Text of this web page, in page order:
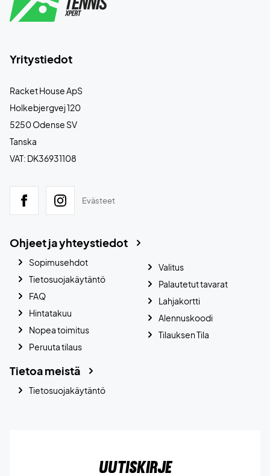
Yritystiedot
Racket House ApS
Holkebjergvej 120
5250 Odense SV
Tanska
VAT: DK36931108
Evästeet
Ohjeet ja yhteystiedot
Sopimusehdot
Tietosuojakäytäntö
FAQ
Hintatakuu
Nopea toimitus
Peruuta tilaus
Valitus
Palautetut tavarat
Lahjakortti
Alennuskoodi
Tilauksen Tila
Tietoa meistä
Tietosuojakäytäntö
Uutiskirje